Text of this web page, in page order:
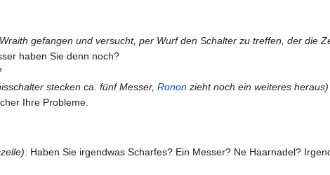
gefangen und versucht, per Wurf den Schalter zu treffen, der die
haben Sie denn noch?
stecken ca. fünf Messer, Ronon zieht noch ein weiteres heraus)
Ihre Probleme.
: Haben Sie irgendwas Scharfes? Ein Messer? Ne Haarnadel?